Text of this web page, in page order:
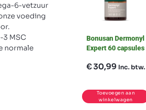
6-vetzuur
voeding
3 MSC
normale
Bonusan Dermonyl
Expert 60 capsules
€30,99 Inc. btw.
Toevoegen aan
winkelwagen